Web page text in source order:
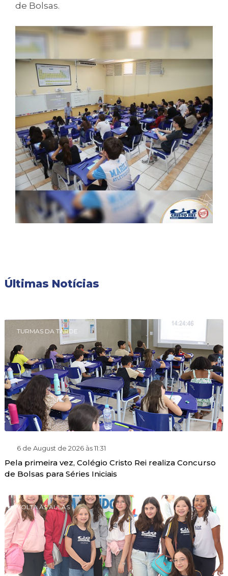
de Bolsas.
Últimas Notícias
TURMAS DA TARDE
6 de August de 2026 às 11:31
Pela primeira vez, Colégio Cristo Rei realiza Concurso
de Bolsas para Séries Iniciais
VOLTA ÀS AULAS